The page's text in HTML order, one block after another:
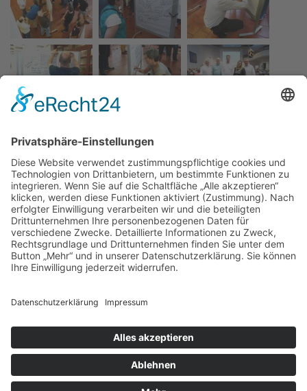
zurück zur Übersicht
© 2026 | Kolpingwerk Diözesanverband Augsburg
Datenschutzerklärung|Impressum